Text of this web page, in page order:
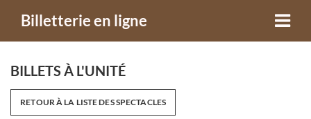
Billetterie en ligne
BILLETS À L'UNITÉ
RETOUR À LA LISTE DES SPECTACLES